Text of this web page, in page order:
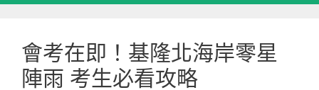
會考在即！基隆北海岸零星
陣雨 考生必看攻略